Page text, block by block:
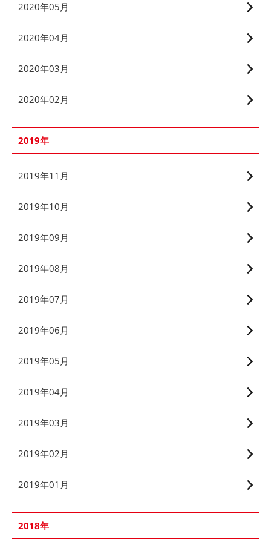
2020年05月
2020年04月
2020年03月
2020年02月
2019年
2019年11月
2019年10月
2019年09月
2019年08月
2019年07月
2019年06月
2019年05月
2019年04月
2019年03月
2019年02月
2019年01月
2018年